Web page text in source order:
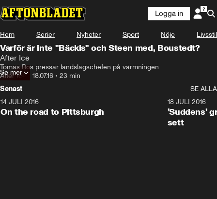
Denna videofil kan inte spelas.
Fel kod:232011
Logga in
Hem Serier Nyheter Sport Nöje Livsstil
Varför är inte "Bäckis" och Steen med, Boustedt?
After Ice
Tomas Ros pressar landslagschefen på värmningen
After Ice• 18.07.16 • 23 min
Se mer
Senast
SE ALLA
14 JULI 2016
On the road to Pittsburgh
18 JULI 2016
’Suddens’
sett